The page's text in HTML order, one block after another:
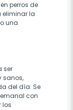
perros de
eliminar la
una
ser
sanos,
del día. Se
con
los